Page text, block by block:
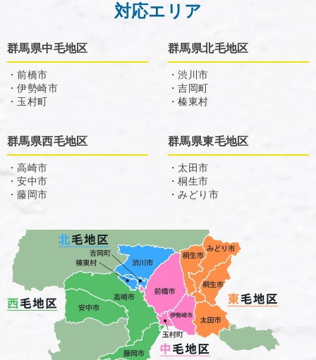
対応エリア
群馬県中毛地区
・前橋市
・伊勢崎市
・玉村町
群馬県北毛地区
・渋川市
・吉岡町
・榛東村
群馬県西毛地区
・高崎市
・安中市
・藤岡市
群馬県東毛地区
・太田市
・桐生市
・みどり市